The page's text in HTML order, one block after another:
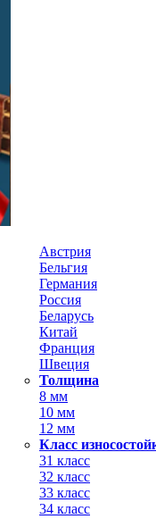
Австрия
Бельгия
Германия
Россия
Беларусь
Китай
Франция
Швеция
Толщина
8 мм
10 мм
12 мм
Класс
31 класс
32 класс
33 класс
34 класс